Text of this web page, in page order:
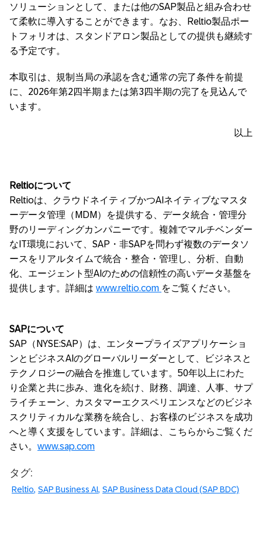
ソリューションとして、または他のSAP製品と組み合わせ
て柔軟に導入することができます。なお、Reltio製品ポー
トフォリオは、スタンドアロン製品としての提供も継続す
る予定です。
本取引は、規制当局の承認を含む通常の完了条件を前提
に、2026年第2四半期または第3四半期の完了を見込んで
います。
以上
Reltioについて
Reltioは、クラウドネイティブかつAIネイティブなマスタ
ーデータ管理（MDM）を提供する、データ統合・管理分
野のリーディングカンパニーです。複雑でマルチベンダー
なIT環境において、SAP・非SAPを問わず複数のデータソ
ースをリアルタイムで統合・整合・管理し、分析、自動
化、エージェント型AIのための信頼性の高いデータ基盤を
提供します。詳細は www.reltio.com をご覧ください。
SAPについて
SAP（NYSE:SAP）は、エンタープライズアプリケーショ
ンとビジネスAIのグローバルリーダーとして、ビジネスと
テクノロジーの融合を推進しています。50年以上にわた
り企業と共に歩み、進化を続け、財務、調達、人事、サプ
ライチェーン、カスタマーエクスペリエンスなどのビジネ
スクリティカルな業務を統合し、お客様のビジネスを成功
へと導く支援をしています。詳細は、こちらからご覧くだ
さい。 www.sap.com
タグ:
Reltio SAP Business AI SAP Business Data Cloud (SAP BDC)